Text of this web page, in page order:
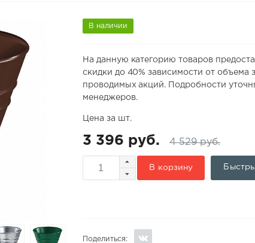
В наличии
На данную категорию товаров
скидки до 40% зависимости от объема
проводимых акций. Подробности
менеджеров.
Цена за шт.
3 396 руб. 4 529 руб.
В корзину
Поделиться: